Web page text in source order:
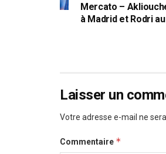
Mercato –
à Madrid et Rodri
Laisser un
Votre adresse e-mail ne
Commentaire *